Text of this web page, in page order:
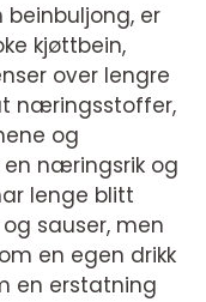
beinbuljong, er
kjøttbein,
over lengre
næringsstoffer,
og
en næringsrik og
lenge blitt
sauser, men
en egen drikk
en erstatning